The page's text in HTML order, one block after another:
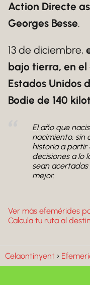
Action Directe
Georges Besse.
13 de diciembre,
bajo tierra, en el
Estados Unidos
Bodie de 140
El año que
nacimiento, sin
historia a partir
decisiones a lo
sean
mejor.
Ver más efemérides
Calcula tu ruta al
Celaontinyent